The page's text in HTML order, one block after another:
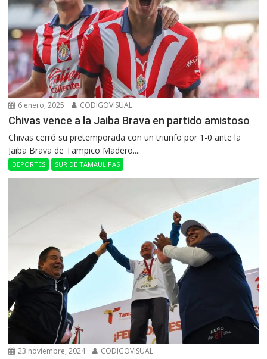
6 enero, 2025 CODIGOVISUAL
Chivas vence a la Jaiba Brava en partido amistoso
Chivas cerró su pretemporada con un triunfo por 1-0 ante la
Jaiba Brava de Tampico Madero....
DEPORTES SUR DE TAMAULIPAS
23 noviembre, 2024 CODIGOVISUAL